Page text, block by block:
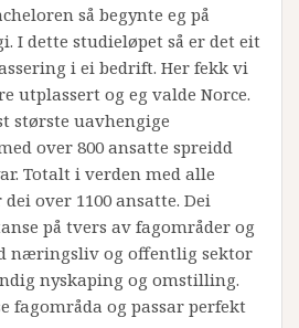
så begynte eg på
I dette studieløpet så er det eit
i ei bedrift. Her fekk vi
utplassert og eg valde Norce.
største uavhengige
over 800 ansatte spreidd
Totalt i verden med alle
over 1100 ansatte. Dei
på tvers av fagområder og
næringsliv og offentlig sektor
nyskaping og omstilling.
fagområda og passar perfekt